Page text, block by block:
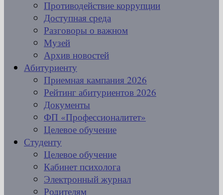
Противодействие коррупции
Доступная среда
Разговоры о важном
Музей
Архив новостей
Абитуриенту
Приемная кампания 2026
Рейтинг абитуриентов 2026
Документы
ФП «Профессионалитет»
Целевое обучение
Студенту
Целевое обучение
Кабинет психолога
Электронный журнал
Родителям